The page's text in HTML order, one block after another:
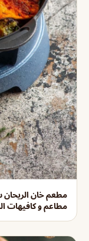
مطعم خان الريحان
مطاعم و كافيهات